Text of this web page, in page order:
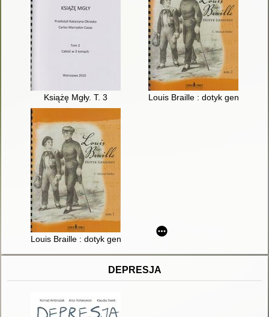
Książę Mgły. T. 3 Louis Braille : dotyk geniuszu.
Louis Braille : dotyk geniuszu. T. 1
DEPRESJA